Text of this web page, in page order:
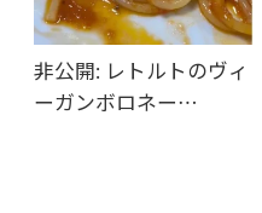
非公開: レトルトのヴィ
ーガンボロネー…